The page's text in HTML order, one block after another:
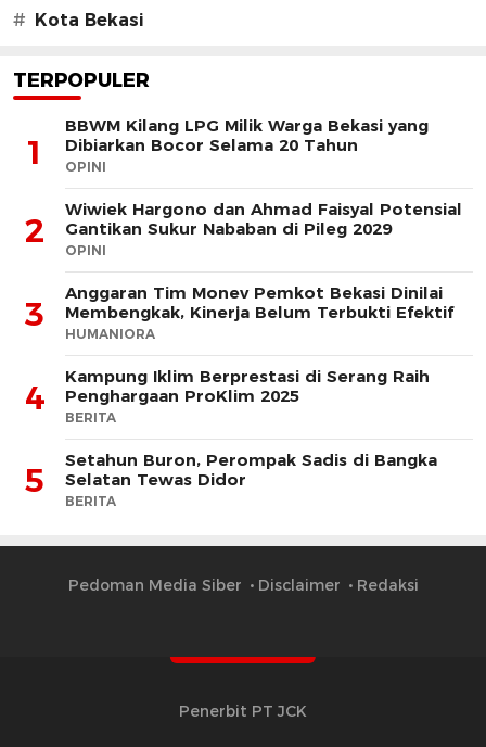
# Kota Bekasi
TERPOPULER
1
BBWM Kilang LPG Milik Warga Bekasi yang
Dibiarkan Bocor Selama 20 Tahun
OPINI
2
Wiwiek Hargono dan Ahmad Faisyal Potensial
Gantikan Sukur Nababan di Pileg 2029
OPINI
3
Anggaran Tim Monev Pemkot Bekasi Dinilai
Membengkak, Kinerja Belum Terbukti Efektif
HUMANIORA
4
Kampung Iklim Berprestasi di Serang Raih
Penghargaan ProKlim 2025
BERITA
5
Setahun Buron, Perompak Sadis di Bangka
Selatan Tewas Didor
BERITA
Pedoman Media Siber Disclaimer Redaksi
Penerbit PT JCK